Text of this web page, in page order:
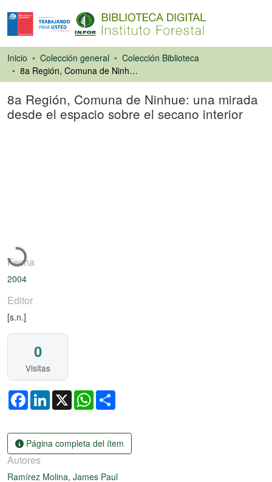
Inicio Colección general
Colección Biblioteca
8a Región, Comuna de Ninhue: una mirada desde el espacio sobre el secano interior
8a Región, Comuna de Ninhue: una mirada
desde el espacio sobre el secano interior
Cargando...
Fecha
2004
Editor
[s.n.]
0
Visitas
FacebookLinkedIn
X WhatsApp
Página completa del ítem
Autores
Ramírez Molina, James Paul